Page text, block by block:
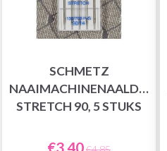
SCHMETZ
NAAIMACHINENAALDEN
STRETCH 90, 5 STUKS
€3,40